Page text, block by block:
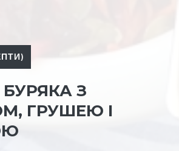
З
ГРУШЕЮ І